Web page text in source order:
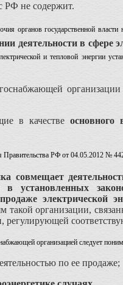
РФ не содержит.
органов государственной
деятельности в сфере
и тепловой
в качествеосновного
Правительства РФ от 04.05.2012 №
совмещает
в установленных
электрической
такой организации,
регулирующей
организацией следует
по ее продаже;